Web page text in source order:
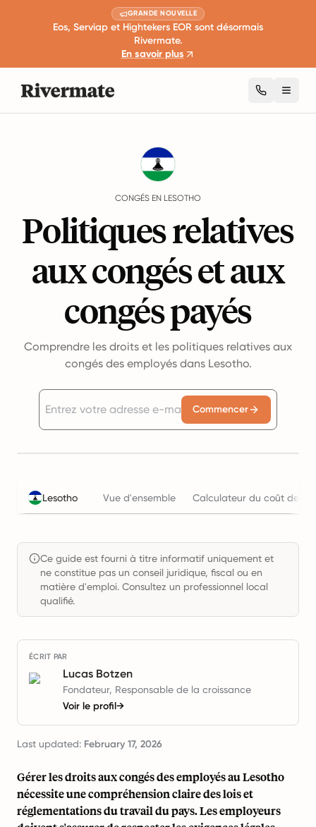
GRANDE NOUVELLE
Eos, Serviap et Hightekers EOR sont désormais
Rivermate.
En savoir plus
CONGÉS EN LESOTHO
Politiques relatives
aux congés et aux
congés payés
Comprendre les droits et les politiques relatives aux
congés des employés dans Lesotho.
Commencer
Lesotho Vue d'ensemble Calculateur du coût de
Ce guide est fourni à titre informatif uniquement et
ne constitue pas un conseil juridique, fiscal ou en
matière d'emploi. Consultez un professionnel local
qualifié.
ÉCRIT PAR
Lucas Botzen
Fondateur, Responsable de la croissance
Voir le profil→
Last updated: February 17, 2026
Gérer les droits aux congés des employés au Lesotho
nécessite une compréhension claire des lois et
réglementations du travail du pays. Les employeurs